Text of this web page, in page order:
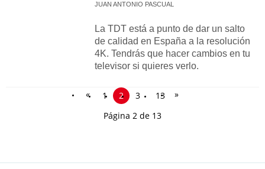
JUAN ANTONIO PASCUAL
La TDT está a punto de dar un salto
de calidad en España a la resolución
4K. Tendrás que hacer cambios en tu
televisor si quieres verlo.
« 1 2 3 13
»
Página 2 de 13